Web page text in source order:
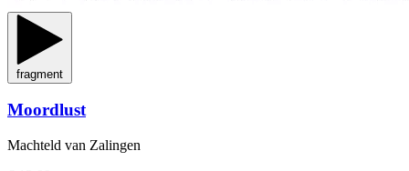
fragment
Moordlust
Machteld van Zalingen